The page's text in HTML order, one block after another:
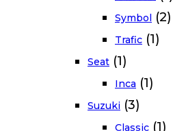
Symbol (2)
Trafic (1)
Seat (1)
Inca (1)
Suzuki (3)
Classic (1)